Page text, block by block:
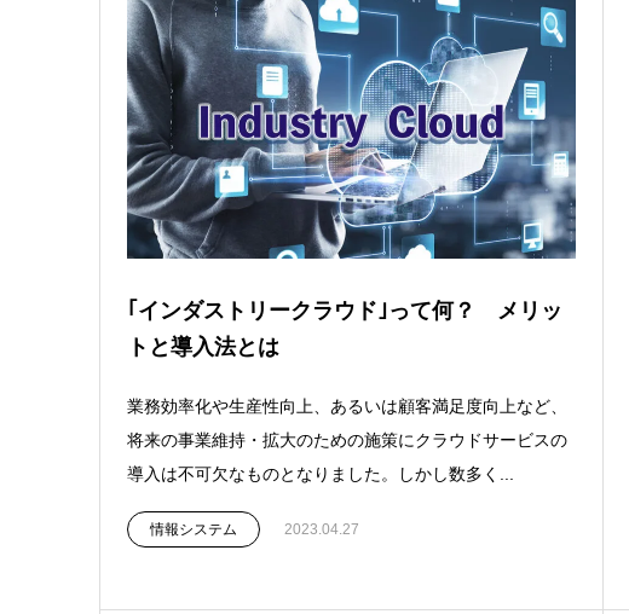
｢インダストリークラウド｣って何？ メリッ
トと導入法とは
業務効率化や生産性向上、あるいは顧客満足度向上など、
将来の事業維持・拡大のための施策にクラウドサービスの
導入は不可欠なものとなりました。しかし数多く...
情報システム 2023.04.27